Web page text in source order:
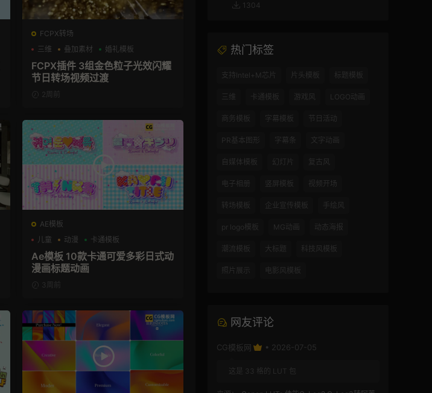
FCPX转场
三维
叠加素材 婚礼模板
FCPX插件 3组金色粒子光效闪耀
节日转场视频过渡
2周前
AE模板
儿童
动漫 卡通模板
Ae模板 10款卡通可爱多彩日式动
漫画标题动画
3周前
1304
热门标签
支持Intel+M芯片 片头模板 标题模板
三维 卡通模板 游戏风 LOGO动画
商务模板 字幕模板 节日活动
PR基本图形 字幕条 文字动画
自媒体模板 幻灯片 复古风
电子相册 竖屏模板 视频开场
转场模板 企业宣传模板 手绘风
pr logo模板 MG动画 动态海报
潮流模板 大标题 科技风模板
照片展示 电影风模板
网友评论
CG模板网 • 2026-07-05
这是 33 格的 LUT 包